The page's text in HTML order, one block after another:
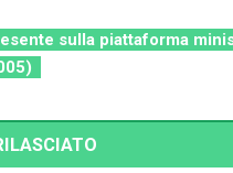
sulla piattaforma